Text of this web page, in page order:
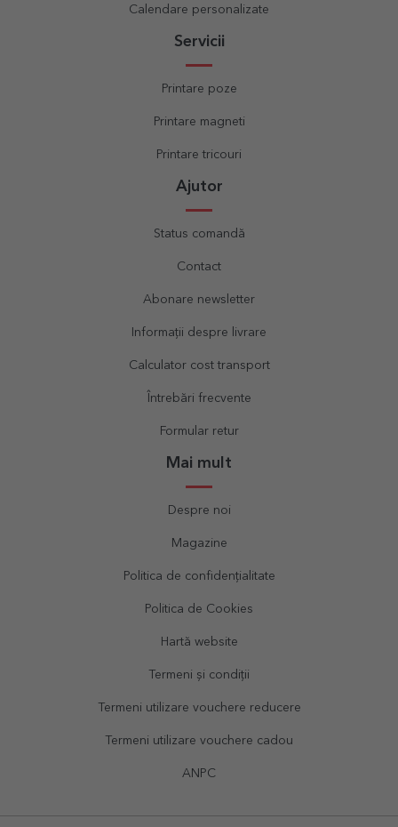
Calendare personalizate
Servicii
Printare poze
Printare magneti
Printare tricouri
Ajutor
Status comandă
Contact
Abonare newsletter
Informații despre livrare
Calculator cost transport
Întrebări frecvente
Formular retur
Mai mult
Despre noi
Magazine
Politica de confidențialitate
Politica de Cookies
Hartă website
Termeni și condiții
Termeni utilizare vouchere reducere
Termeni utilizare vouchere cadou
ANPC